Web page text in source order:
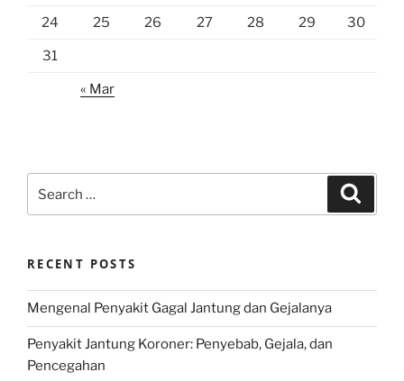
24 25 26 27 28 29 30
31
« Mar
for:
RECENT POSTS
Mengenal Penyakit Gagal Jantung dan Gejalanya
Penyakit Jantung Koroner: Penyebab, Gejala, dan
Pencegahan